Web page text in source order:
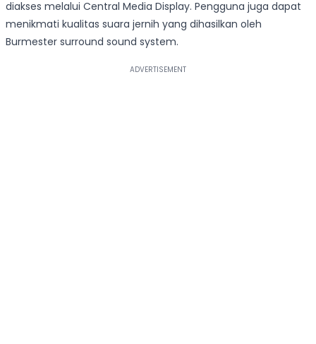
diakses melalui Central Media Display. Pengguna juga dapat
menikmati kualitas suara jernih yang dihasilkan oleh
Burmester surround sound system.